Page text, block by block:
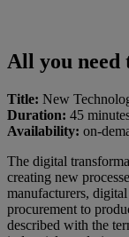
All you need
Title: New
Duration: 45
Availability: on-
The digital
creating new
manufacturers,
procurement to
described with the